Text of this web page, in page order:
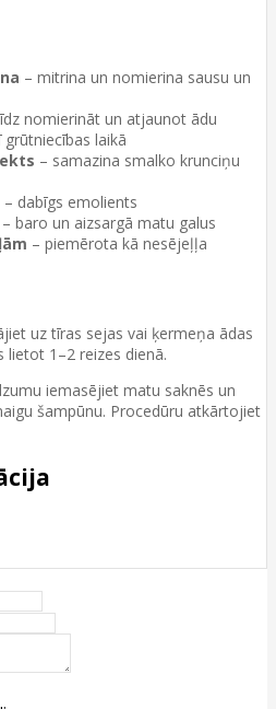
– mitrina un nomierina sausu un
nomierināt un atjaunot ādu
grūtniecības laikā
– samazina smalko krunciņu
– dabīgs emolients
– baro un aizsargā matu galus
– piemērota kā nesējeļļa
uz tīras sejas vai ķermeņa ādas
lietot 1–2 reizes dienā.
iemasējiet matu saknēs un
šampūnu. Procedūru atkārtojiet